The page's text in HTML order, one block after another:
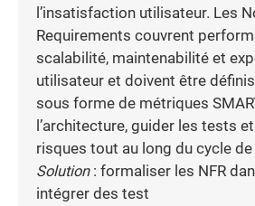
l’insatisfaction utilisateur. Les
Requirements couvrent
scalabilité, maintenabilité et
utilisateur et doivent être
sous forme de métriques
l’architecture, guider les tests
risques tout au long du cycle de
Solution: formaliser les NFR
intégrer des test